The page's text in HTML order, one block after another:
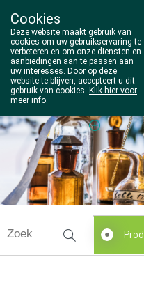
014/
Vandaag
Cookies
Deze website maakt gebruik van
cookies om uw gebruikservaring te
verbeteren en om onze diensten en
aanbiedingen aan te passen aan
uw interesses. Door op deze
website te blijven, accepteert u dit
gebruik van cookies. Klik hier voor
meer info.